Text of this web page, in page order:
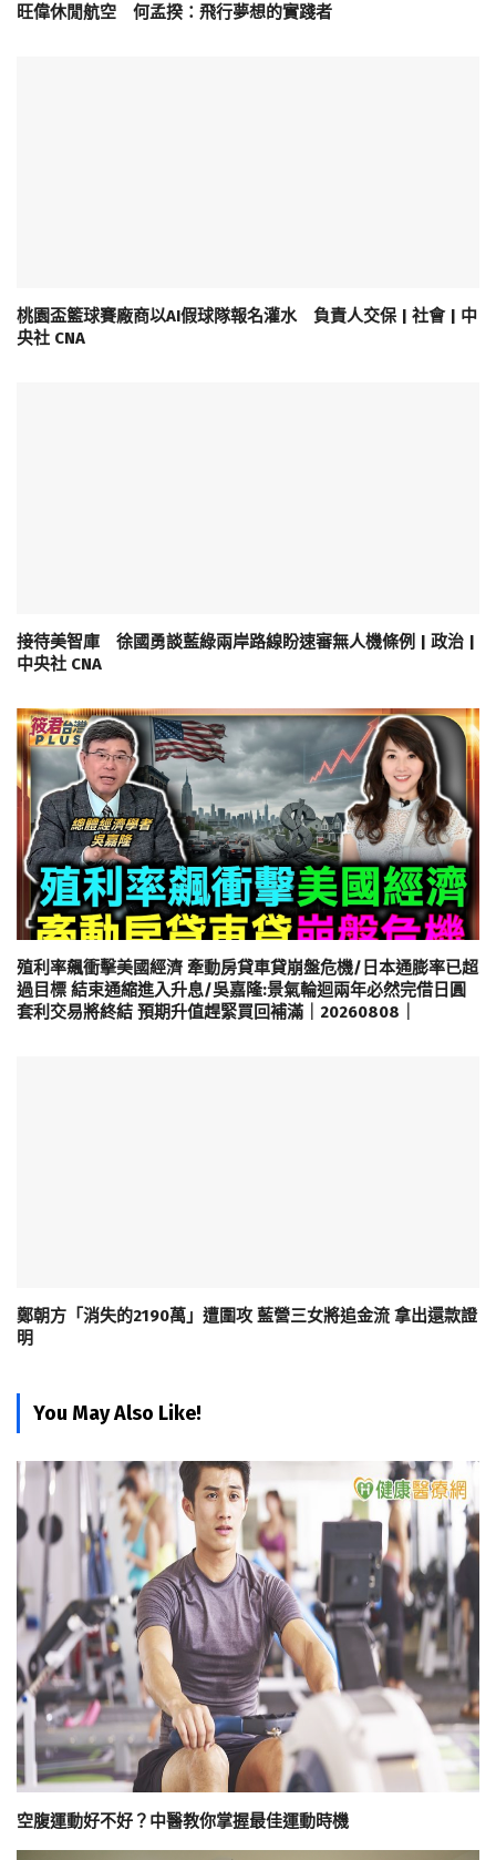
旺偉休閒航空 何孟揆：飛行夢想的實踐者
桃園盃籃球賽廠商以AI假球隊報名灌水 負責人交保 | 社會 | 中
央社 CNA
接待美智庫 徐國勇談藍綠兩岸路線盼速審無人機條例 | 政治 |
中央社 CNA
殖利率飆衝擊美國經濟 牽動房貸車貸崩盤危機/日本通膨率已超
過目標 結束通縮進入升息/吳嘉隆:景氣輪迴兩年必然完借日圓
套利交易將終結 預期升值趕緊買回補滿｜20260808｜
鄭朝方「消失的2190萬」遭圍攻 藍營三女將追金流 拿出還款證
明
You May Also Like!
空腹運動好不好？中醫教你掌握最佳運動時機